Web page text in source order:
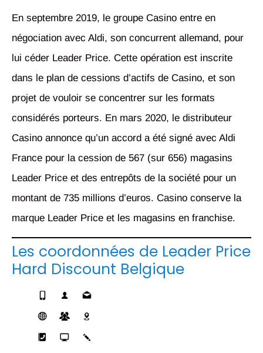
En septembre 2019, le groupe Casino entre en
négociation avec Aldi, son concurrent allemand, pour
lui céder Leader Price. Cette opération est inscrite
dans le plan de cessions d’actifs de Casino, et son
projet de vouloir se concentrer sur les formats
considérés porteurs. En mars 2020, le distributeur
Casino annonce qu’un accord a été signé avec Aldi
France pour la cession de 567 (sur 656) magasins
Leader Price et des entrepôts de la société pour un
montant de 735 millions d’euros. Casino conserve la
marque Leader Price et les magasins en franchise.
Les coordonnées de Leader Price
Hard Discount Belgique